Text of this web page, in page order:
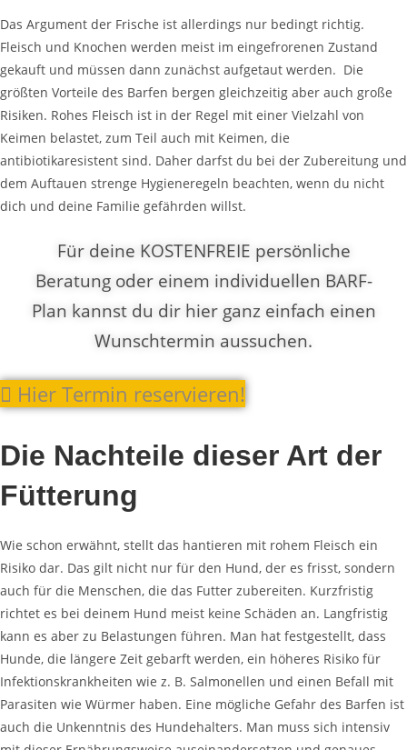
Das Argument der Frische ist allerdings nur bedingt richtig.
Fleisch und Knochen werden meist im eingefrorenen Zustand
gekauft und müssen dann zunächst aufgetaut werden. Die
größten Vorteile des Barfen bergen gleichzeitig aber auch große
Risiken. Rohes Fleisch ist in der Regel mit einer Vielzahl von
Keimen belastet, zum Teil auch mit Keimen, die
antibiotikaresistent sind. Daher darfst du bei der Zubereitung und
dem Auftauen strenge Hygieneregeln beachten, wenn du nicht
dich und deine Familie gefährden willst.
Für deine KOSTENFREIE persönliche
Beratung oder einem individuellen BARF-
Plan kannst du dir hier ganz einfach einen
Wunschtermin aussuchen.
Hier Termin reservieren!
Die Nachteile dieser Art der
Fütterung
Wie schon erwähnt, stellt das hantieren mit rohem Fleisch ein
Risiko dar. Das gilt nicht nur für den Hund, der es frisst, sondern
auch für die Menschen, die das Futter zubereiten. Kurzfristig
richtet es bei deinem Hund meist keine Schäden an. Langfristig
kann es aber zu Belastungen führen. Man hat festgestellt, dass
Hunde, die längere Zeit gebarft werden, ein höheres Risiko für
Infektionskrankheiten wie z. B. Salmonellen und einen Befall mit
Parasiten wie Würmer haben. Eine mögliche Gefahr des Barfen ist
auch die Unkenntnis des Hundehalters. Man muss sich intensiv